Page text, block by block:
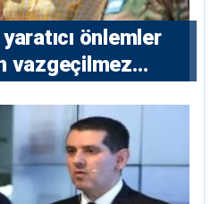
önlemler
vazgeçilmez